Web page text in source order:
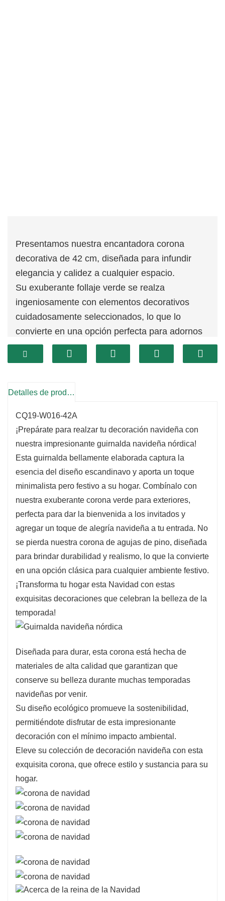
Presentamos nuestra encantadora corona
decorativa de 42 cm, diseñada para infundir
elegancia y calidez a cualquier espacio.
Su exuberante follaje verde se realza
ingeniosamente con elementos decorativos
cuidadosamente seleccionados, lo que lo
convierte en una opción perfecta para adornos
de temporada.
Esta corona es ideal para quienes aprecian una
decoración de su hogar.
materiales de alta calidad que garantizan que
conserve su belleza durante muchas
temporadas navideñas por venir.
Su diseño ecológico promueve la sostenibilidad,
permitiéndote disfrutar de esta impresionante
decoración con el mínimo impacto ambiental.
Eleve su colección de decoración navideña con
esta exquisita corona, que ofrece estilo y
sustancia para su hogar.
Detalles de producto
CQ19-W016-42A
¡Prepárate para realzar tu decoración navideña con
nuestra impresionante guirnalda navideña nórdica!
Esta guirnalda bellamente elaborada captura la
esencia del diseño escandinavo y aporta un toque
minimalista pero festivo a su hogar. Combínalo con
nuestra exuberante corona verde para exteriores,
perfecta para dar la bienvenida a los invitados y
agregar un toque de alegría navideña a tu entrada. No
se pierda nuestra corona de agujas de pino, diseñada
para brindar durabilidad y realismo, lo que la convierte
en una opción clásica para cualquier ambiente festivo.
¡Transforma tu hogar esta Navidad con estas
exquisitas decoraciones que celebran la belleza de la
temporada!
Diseñada para durar, esta corona está hecha de
materiales de alta calidad que garantizan que
conserve su belleza durante muchas temporadas
navideñas por venir.
Su diseño ecológico promueve la sostenibilidad,
permitiéndote disfrutar de esta impresionante
decoración con el mínimo impacto ambiental.
Eleve su colección de decoración navideña con esta
exquisita corona, que ofrece estilo y sustancia para su
hogar.